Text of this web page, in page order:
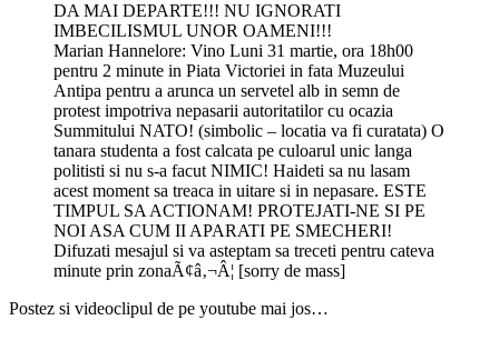
DA MAI DEPARTE!!! NU IGNORATI
IMBECILISMUL UNOR OAMENI!!!
Marian Hannelore: Vino Luni 31 martie, ora 18h00
pentru 2 minute in Piata Victoriei in fata Muzeului
Antipa pentru a arunca un servetel alb in semn de
protest impotriva nepasarii autoritatilor cu ocazia
Summitului NATO! (simbolic – locatia va fi curatata) O
tanara studenta a fost calcata pe culoarul unic langa
politisti si nu s-a facut NIMIC! Haideti sa nu lasam
acest moment sa treaca in uitare si in nepasare. ESTE
TIMPUL SA ACTIONAM! PROTEJATI-NE SI PE
NOI ASA CUM II APARATI PE SMECHERI!
Difuzati mesajul si va asteptam sa treceti pentru cateva
minute prin zonaÃ¢â‚¬Â¦ [sorry de mass]
Postez si videoclipul de pe youtube mai jos…